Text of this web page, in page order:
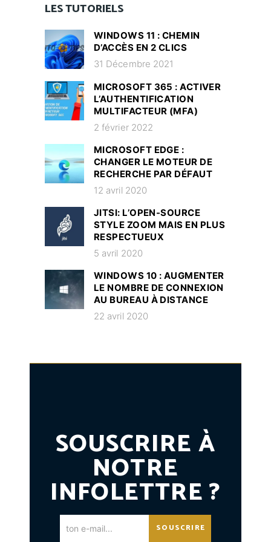
LES TUTORIELS
WINDOWS 11 : CHEMIN
D’ACCÈS EN 2 CLICS
31 Décembre 2021
MICROSOFT 365 : ACTIVER
L’AUTHENTIFICATION
MULTIFACTEUR (MFA)
2 février 2022
MICROSOFT EDGE :
CHANGER LE MOTEUR DE
RECHERCHE PAR DÉFAUT
12 avril 2020
JITSI: L’OPEN-SOURCE
STYLE ZOOM MAIS EN PLUS
RESPECTUEUX
5 avril 2020
WINDOWS 10 : AUGMENTER
LE NOMBRE DE CONNEXION
AU BUREAU À DISTANCE
22 avril 2020
SOUSCRIRE À
NOTRE
INFOLETTRE ?
SOUSCRIRE